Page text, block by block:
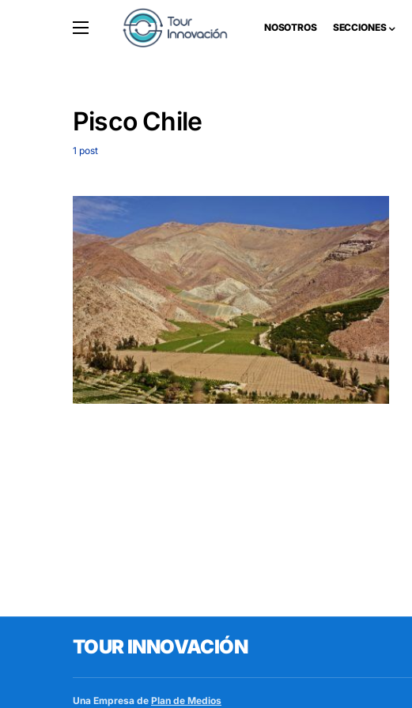
NOSOTROS SECCIONES
Pisco Chile
1 post
TOUR INNOVACIÓN
Una Empresa de Plan de Medios